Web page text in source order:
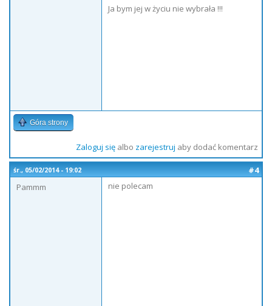
Ja bym jej w życiu nie wybrała !!!
Góra strony
Zaloguj sięalbo zarejestruj aby dodać komentarz
śr., 05/02/2014 - 19:02
#4
Pammm
nie polecam